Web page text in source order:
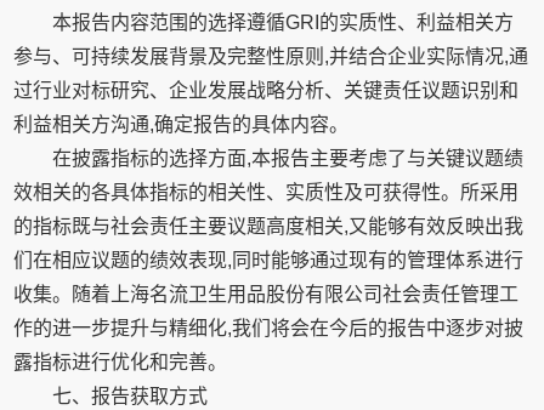
本报告内容范围的选择遵循GRI的实质性、利益相关方
参与、可持续发展背景及完整性原则,并结合企业实际情况,通
过行业对标研究、企业发展战略分析、关键责任议题识别和
利益相关方沟通,确定报告的具体内容。
在披露指标的选择方面,本报告主要考虑了与关键议题绩
效相关的各具体指标的相关性、实质性及可获得性。所采用
的指标既与社会责任主要议题高度相关,又能够有效反映出我
们在相应议题的绩效表现,同时能够通过现有的管理体系进行
收集。随着上海名流卫生用品股份有限公司社会责任管理工
作的进一步提升与精细化,我们将会在今后的报告中逐步对披
露指标进行优化和完善。
七、报告获取方式